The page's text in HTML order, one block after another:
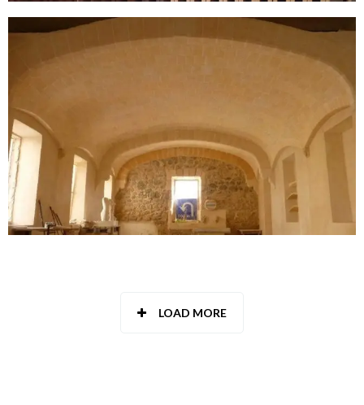
LOAD MORE